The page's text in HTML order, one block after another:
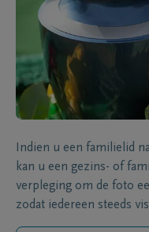
Indien u een familielid
kan u een gezins- of
verpleging om de foto
zodat iedereen steeds